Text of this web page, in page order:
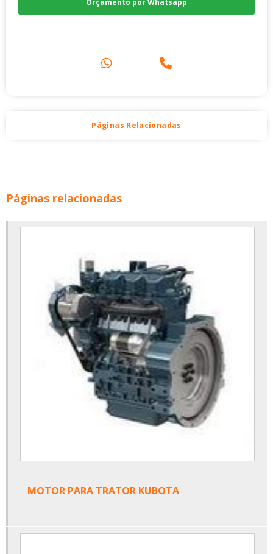
Orçamento por Whatsapp
Páginas Relacionadas
Páginas relacionadas
MOTOR PARA TRATOR KUBOTA